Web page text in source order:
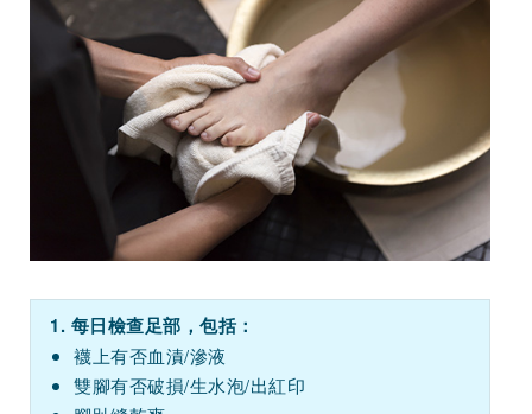
1. 每日檢查足部，包括：
襪上有否血漬/滲液
雙腳有否破損/生水泡/出紅印